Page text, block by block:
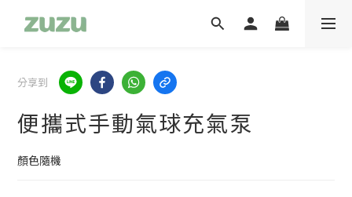
分享到
便攜式手動氣球充氣泵
顏色隨機